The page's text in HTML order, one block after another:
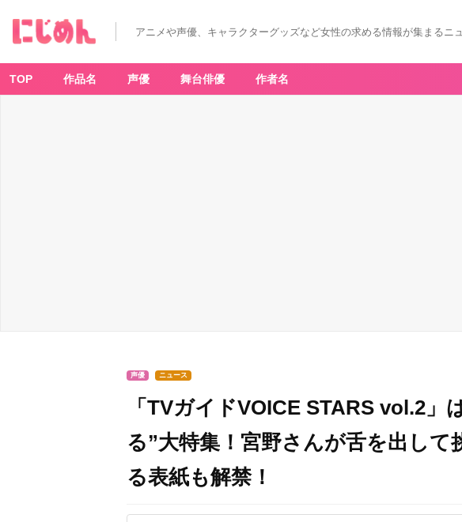
アニメや声優、キャラクターグッズなど女性の求める情報が集まるニ
TOP 作品名 声優 舞台俳優 作者名
声優 ニュース
「TVガイドVOICE STARS vol.2」
る”大特集！宮野さんが舌を出して
る表紙も解禁！